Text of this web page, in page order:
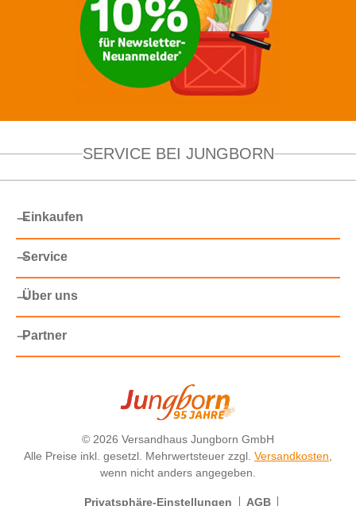
SERVICE BEI JUNGBORN
Einkaufen
Service
Über uns
Partner
© 2026 Versandhaus Jungborn GmbH
Alle Preise inkl. gesetzl. Mehrwertsteuer zzgl. Versandkosten
wenn nicht anders angegeben.
Privatsphäre-Einstellungen AGB